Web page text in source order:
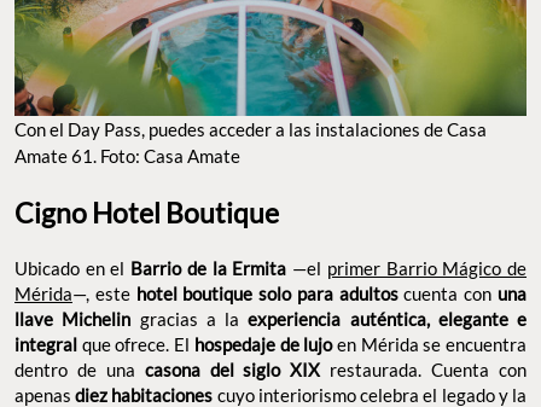
Con el Day Pass, puedes acceder a las instalaciones de Casa
Amate 61. Foto: Casa Amate
Cigno Hotel Boutique
Ubicado en el Barrio de la Ermita —el primer Barrio Mágico de
Mérida—, este hotel boutique solo para adultoscuenta con una
llave Michelin gracias a laexperiencia auténtica, elegante e
integral que ofrece. El hospedaje de lujoen Mérida se encuentra
dentro de una casona del siglo XIX restaurada. Cuenta con
apenasdiez habitaciones cuyo interiorismo celebra el legado y la